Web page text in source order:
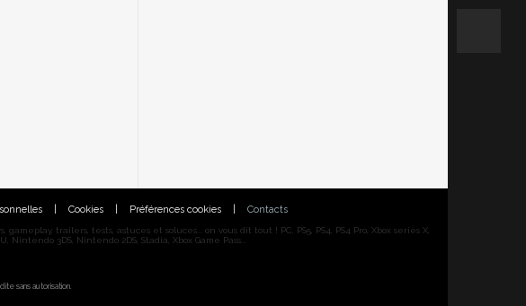
Cookies Préférences cookies Contacts
trailers, tests, astuces et soluces... on vous dit tout ! PC, PS5, PS4, PS4 Pro, Xbox series X,
Nintendo 3DS, Nintendo 2DS, Stadia, Xbox Game Pass...
sans autorisation.